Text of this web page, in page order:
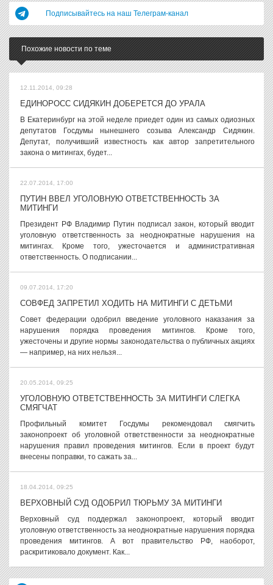
Подписывайтесь на наш Телеграм-канал
Похожие новости по теме
12.11.2014, 09:28
ЕДИНОРОСС СИДЯКИН ДОБЕРЕТСЯ ДО УРАЛА
В Екатеринбург на этой неделе приедет один из самых одиозных
депутатов Госдумы нынешнего созыва Александр Сидякин.
Депутат, получивший известность как автор запретительного
закона о митингах, будет...
22.07.2014, 17:00
ПУТИН ВВЕЛ УГОЛОВНУЮ ОТВЕТСТВЕННОСТЬ ЗА
МИТИНГИ
Президент РФ Владимир Путин подписал закон, который вводит
уголовную ответственность за неоднократные нарушения на
митингах. Кроме того, ужесточается и административная
ответственность. О подписании...
09.07.2014, 17:20
СОВФЕД ЗАПРЕТИЛ ХОДИТЬ НА МИТИНГИ С ДЕТЬМИ
Совет федерации одобрил введение уголовного наказания за
нарушения порядка проведения митингов. Кроме того,
ужесточены и другие нормы законодательства о публичных акциях
— например, на них нельзя...
20.05.2014, 09:25
УГОЛОВНУЮ ОТВЕТСТВЕННОСТЬ ЗА МИТИНГИ СЛЕГКА
СМЯГЧАТ
Профильный комитет Госдумы рекомендовал смягчить
законопроект об уголовной ответственности за неоднократные
нарушения правил проведения митингов. Если в проект будут
внесены поправки, то сажать за...
18.04.2014, 09:25
ВЕРХОВНЫЙ СУД ОДОБРИЛ ТЮРЬМУ ЗА МИТИНГИ
Верховный суд поддержал законопроект, который вводит
уголовную ответственность за неоднократные нарушения порядка
проведения митингов. А вот правительство РФ, наоборот,
раскритиковало документ. Как...